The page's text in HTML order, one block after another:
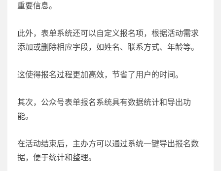
重要信息。
此外，表单系统还可以自定义报名项，根据活动需求
添加或删除相应字段，如姓名、联系方式、年龄等。
这使得报名过程更加高效，节省了用户的时间。
其次，公众号表单报名系统具有数据统计和导出功
能。
在活动结束后，主办方可以通过系统一键导出报名数
据，便于统计和整理。